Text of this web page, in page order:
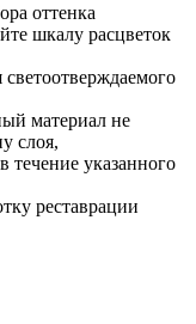
оттенка
шкалу расцветок
светоотверждаемого
материал не
слоя,
указанного
реставрации